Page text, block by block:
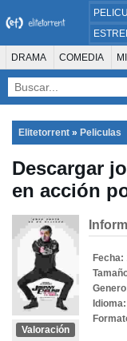
720P
DRAMA COMEDIA
SUSPENSO
ANIMACIÓN
FAMILIA DOCUS Y TV
PELÍCULA DE LA
Elitetorrent » Peliculas
Descargar
en acción
Valoración
Fecha:
Idioma: